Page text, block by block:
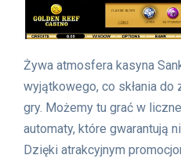
Żywa atmosfera kasyna
wyjątkowego, co skłania do
gry. Możemy tu grać w
automaty, które gwarantują
Dzięki atrakcyjnym